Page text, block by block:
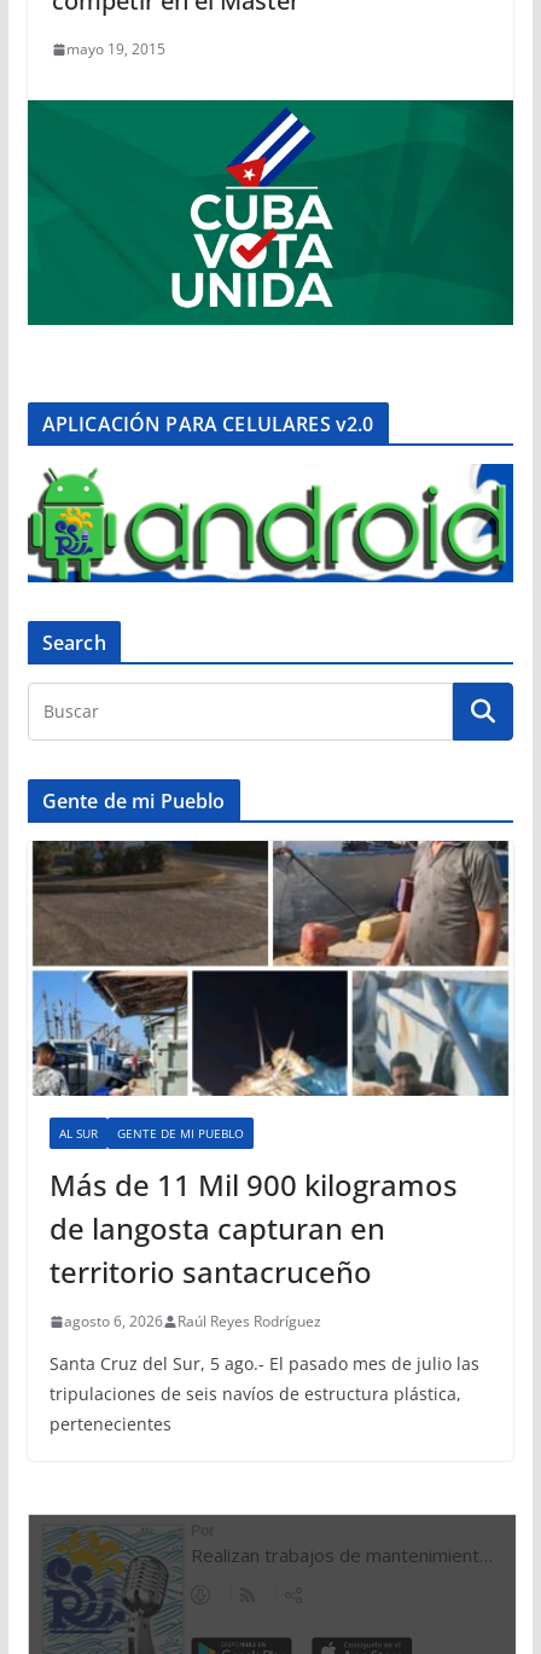
mayo 19, 2015
APLICACIÓN PARA CELULARES v2.0
Search
Gente de mi Pueblo
AL SUR GENTE DE MI PUEBLO
Más de 11 Mil 900 kilogramos
de langosta capturan en
territorio santacruceño
agosto 6, 2026 Raúl Reyes Rodríguez
Santa Cruz del Sur, 5 ago.- El pasado mes de julio las
tripulaciones de seis navíos de estructura plástica,
pertenecientes